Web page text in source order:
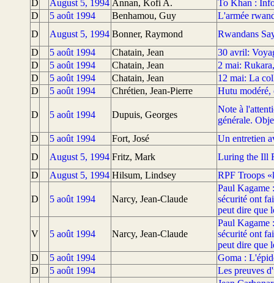
D
August 5, 1994 Annan, Kofi A.
To Khan :
D
5 août 1994 Benhamou, Guy
L'armée
D
August 5, 1994 Bonner, Raymond
Rwandans
D
5 août 1994 Chatain, Jean
30 avril:
D
5 août 1994 Chatain, Jean
2 mai:
D
5 août 1994 Chatain, Jean
12 mai: La
D
5 août 1994 Chrétien, Jean-Pierre Hutu modéré,
D 5 août 1994 Dupuis, Georges
Note à
générale.
D
5 août 1994 Fort, José
Un entretien
D
August 5, 1994 Fritz, Mark
Luring the Ill
D
August 5, 1994 Hilsum, Lindsey RPF Troops
D 5 août 1994 Narcy, Jean-Claude
Paul Kagame
sécurité ont
peut dire que
V 5 août 1994 Narcy, Jean-Claude
Paul Kagame
sécurité ont
peut dire que
D
5 août 1994
Goma :
D
5 août 1994
Les preuves